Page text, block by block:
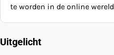
te worden in de online
Uitgelicht